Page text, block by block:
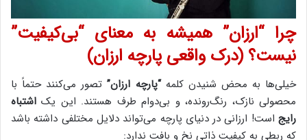
چرا “ارزان” همیشه به معنای “بی‌کیفیت”
نیست؟ (درک واقعی پارچه ارزان)
خیلی‌ها به محض شنیدن کلمه“پارچه ارزان”تصور می‌کنند حتماً با
محصولی نازک، رنگ‌رونده، و بی‌دوام طرف هستند. این یک اشتباه
رایج است! ارزانی در دنیای پارچه می‌تواند دلایل مختلفی داشته باشد
که ربطی به کیفیت ذاتی نخ و بافت ندارد: